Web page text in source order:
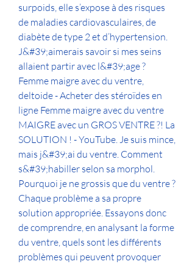
surpoids, elle s’expose à des risques
de maladies cardiovasculaires, de
diabète de type 2 et d’hypertension.
J&#39;aimerais savoir si mes seins
allaient partir avec l&#39;age ?
Femme maigre avec du ventre,
deltoide - Acheter des stéroïdes en
ligne Femme maigre avec du ventre
MAIGRE avec un GROS VENTRE ?! La
SOLUTION ! - YouTube. Je suis mince,
mais j&#39;ai du ventre. Comment
s&#39;habiller selon sa morphol.
Pourquoi je ne grossis que du ventre ?
Chaque problème a sa propre
solution appropriée. Essayons donc
de comprendre, en analysant la forme
du ventre, quels sont les différents
problèmes qui peuvent provoquer